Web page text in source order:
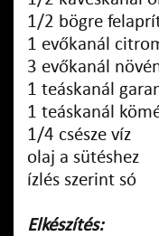
1/2 bögre
1 evőkanál
3 evőkanál
1 teáskanál
1 teáskanál
1/4 csésze víz
olaj a sütéshez
ízlés szerint só
Elkészítés: